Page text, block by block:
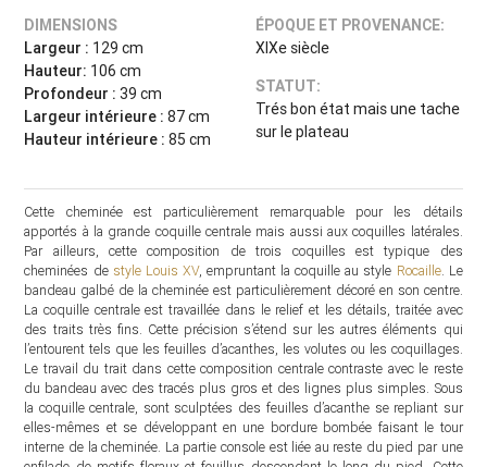
DIMENSIONS
Largeur : 129 cm
Hauteur: 106 cm
Profondeur : 39 cm
Largeur intérieure :87 cm
Hauteur intérieure :85 cm
ÉPOQUE ET PROVENANCE:
XIXe siècle
STATUT:
Trés bon état mais une tache
sur le plateau
Cette cheminée est particulièrement remarquable pour les détails
apportés à la grande coquille centrale mais aussi aux coquilles latérales.
Par ailleurs, cette composition de trois coquilles est typique des
cheminées de style Louis XV, empruntant la coquille au style Rocaille. Le
bandeau galbé de la cheminée est particulièrement décoré en son centre.
La coquille centrale est travaillée dans le relief et les détails, traitée avec
des traits très fins. Cette précision s’étend sur les autres éléments qui
l’entourent tels que les feuilles d’acanthes, les volutes ou les coquillages.
Le travail du trait dans cette composition centrale contraste avec le reste
du bandeau avec des tracés plus gros et des lignes plus simples. Sous
la coquille centrale, sont sculptées des feuilles d’acanthe se repliant sur
elles-mêmes et se développant en une bordure bombée faisant le tour
interne de la cheminée. La partie console est liée au reste du pied par une